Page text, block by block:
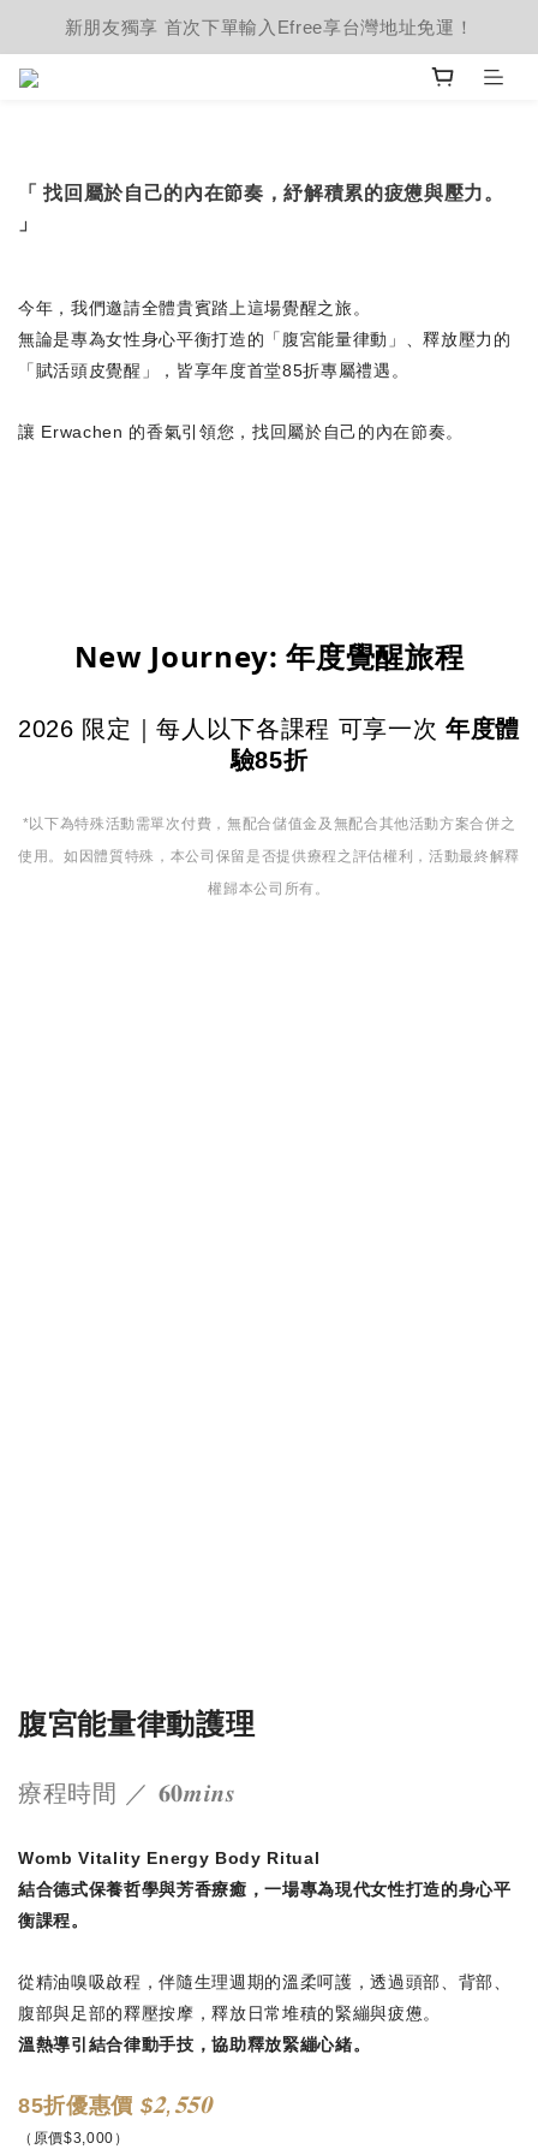
新朋友獨享 首次下單輸入Efree享台灣地址免運！
「 找回屬於自己的內在節奏，紓解積累的疲憊與壓力。
」
今年，我們邀請全體貴賓踏上這場覺醒之旅。
無論是專為女性身心平衡打造的「腹宮能量律動」、釋放壓力的
「賦活頭皮覺醒」，皆享年度首堂85折專屬禮遇。
讓 Erwachen 的香氣引領您，找回屬於自己的內在節奏。
New Journey: 年度覺醒旅程
2026 限定｜每人以下各課程 可享一次 年度體
驗85折
*以下為特殊活動需單次付費，無配合儲值金及無配合其他活動方案合併之
使用。如因體質特殊，本公司保留是否提供療程之評估權利，活動最終解釋
權歸本公司所有。
腹宮能量律動護理
療程時間 ／ 𝟔𝟎𝒎𝒊𝒏𝒔
Womb Vitality Energy Body Ritual
結合德式保養哲學與芳香療癒，一場專為現代女性打造的身心平
衡課程。
從精油嗅吸啟程，伴隨生理週期的溫柔呵護，透過頭部、背部、
腹部與足部的釋壓按摩，釋放日常堆積的緊繃與疲憊。
溫熱導引結合律動手技，協助釋放緊繃心緒。
85折優惠價 $𝟐,𝟓𝟓𝟎
（原價$3,000）